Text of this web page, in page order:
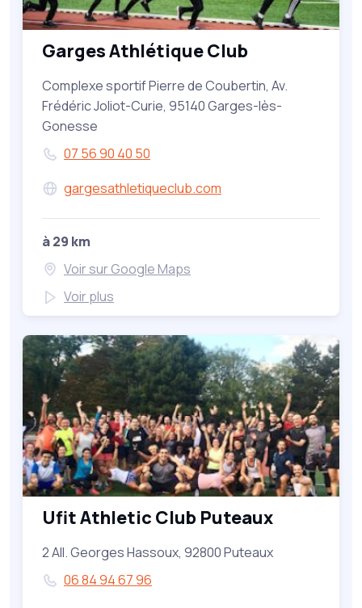
Garges Athlétique Club
Complexe sportif Pierre de Coubertin, Av.
Frédéric Joliot-Curie, 95140 Garges-lès-
Gonesse
07 56 90 40 50
gargesathletiqueclub.com
à 29 km
Voir sur Google Maps
Voir plus
Ufit Athletic Club Puteaux
2 All. Georges Hassoux, 92800 Puteaux
06 84 94 67 96